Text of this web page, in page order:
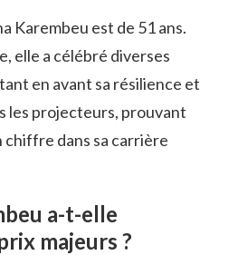
Karembeu est de 51 ans.
elle a célébré diverses
en avant sa résilience et
les projecteurs, prouvant
chiffre dans sa carrière
a-t-elle
majeurs ?